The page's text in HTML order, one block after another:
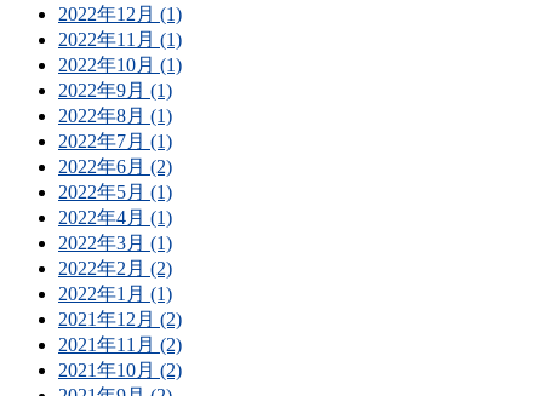
2022年12月 (1)
2022年11月 (1)
2022年10月 (1)
2022年9月 (1)
2022年8月 (1)
2022年7月 (1)
2022年6月 (2)
2022年5月 (1)
2022年4月 (1)
2022年3月 (1)
2022年2月 (2)
2022年1月 (1)
2021年12月 (2)
2021年11月 (2)
2021年10月 (2)